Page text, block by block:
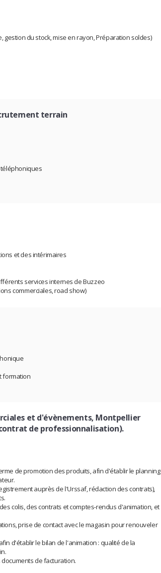
du stock, mise en rayon, Préparation soldes)
terrain
et des intérimaires
services internes de Buzzeo
commerciales, road show)
formation
et d'évènements, Montpellier
de professionnalisation).
de promotion des produits, afin d'établir le planning
auprès de l'Urssaf, rédaction des contrats),
colis, des contrats et comptes-rendus d'animation, et
prise de contact avec le magasin pour renouveler
d'établir le bilan de l'animation : qualité de la
de facturation.